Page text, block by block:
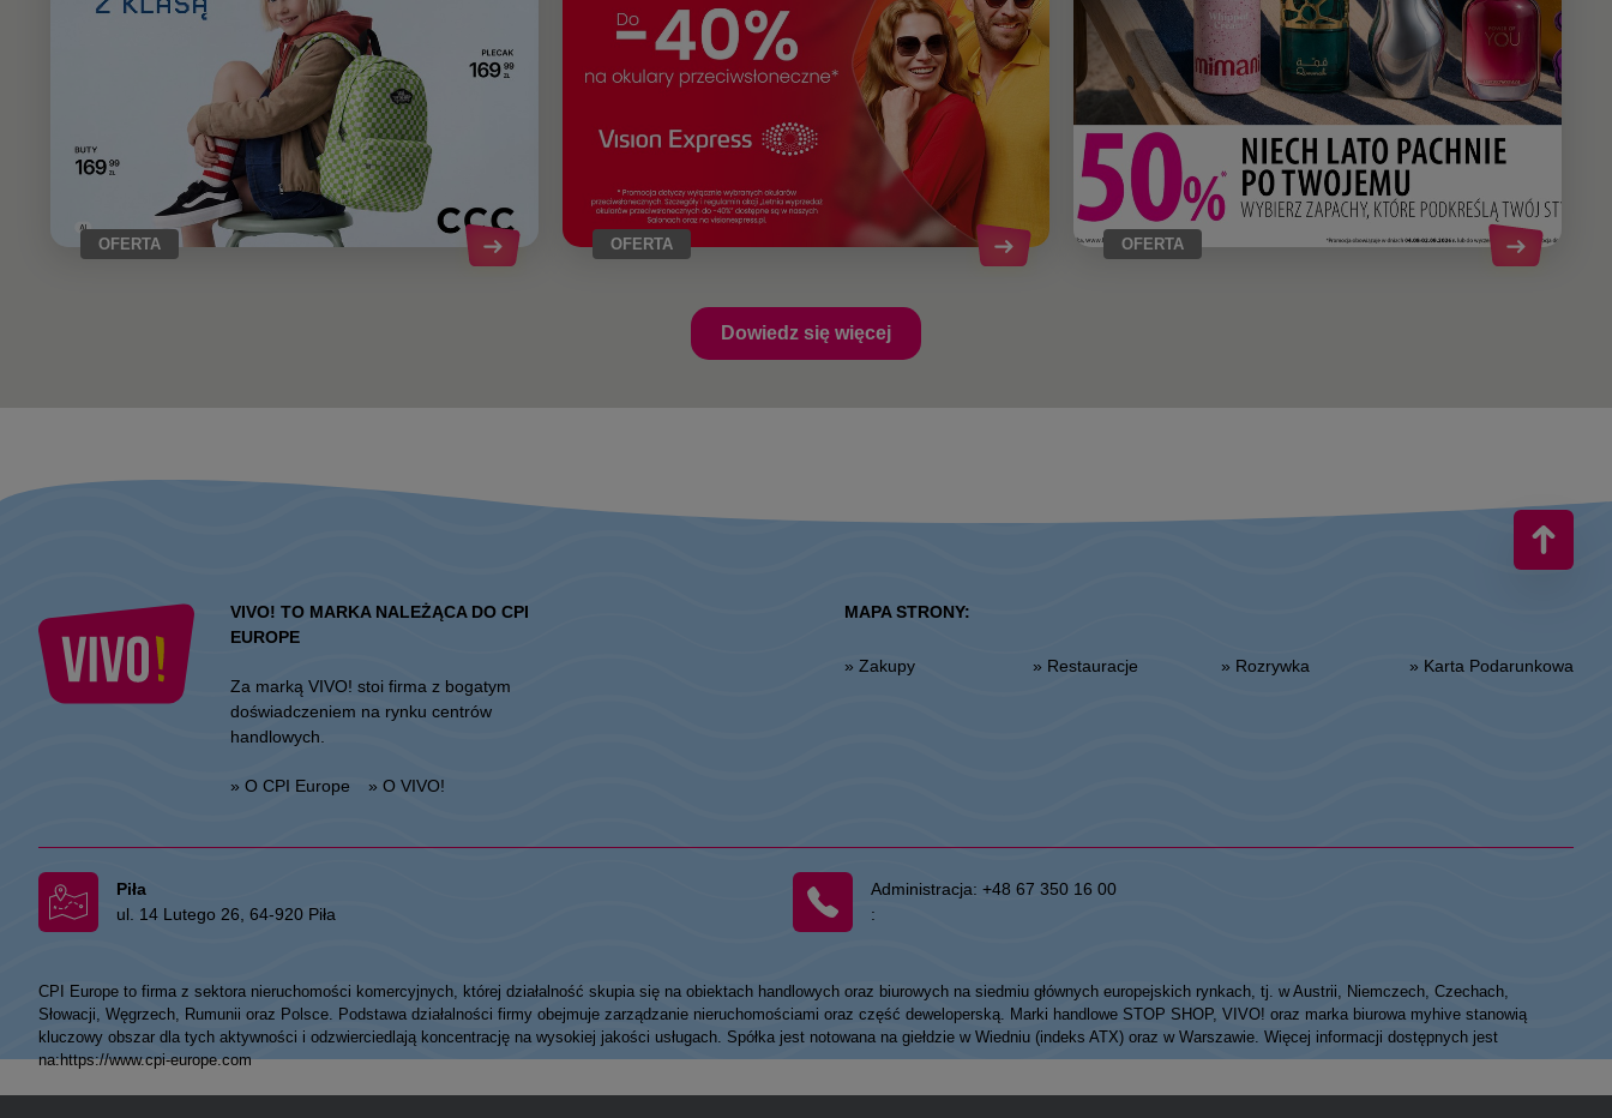
OFERTA OFERTA OFERTA
Dowiedz się więcej
VIVO! TO MARKA NALEŻĄCA DO CPI
EUROPE
Za marką VIVO! stoi firma z bogatym
doświadczeniem na rynku centrów
handlowych.
» O CPI Europe » O VIVO!
MAPA STRONY:
» Zakupy » Restauracje » Rozrywka » Karta Podarunkowa
Piła
ul. 14 Lutego 26, 64-920 Piła
Administracja: +48 67 350 16 00
:
CPI Europe to firma z sektora nieruchomości komercyjnych, której działalność skupia się na obiektach handlowych oraz biurowych na siedmiu głównych europejskich rynkach, tj. w Austrii, Niemczech, Czechach,
Słowacji, Węgrzech, Rumunii oraz Polsce. Podstawa działalności firmy obejmuje zarządzanie nieruchomościami oraz część deweloperską. Marki handlowe STOP SHOP, VIVO! oraz marka biurowa myhive stanowią
kluczowy obszar dla tych aktywności i odzwierciedlają koncentrację na wysokiej jakości usługach. Spółka jest notowana na giełdzie w Wiedniu (indeks ATX) oraz w Warszawie. Więcej informacji dostępnych jest
na:https://www.cpi-europe.com